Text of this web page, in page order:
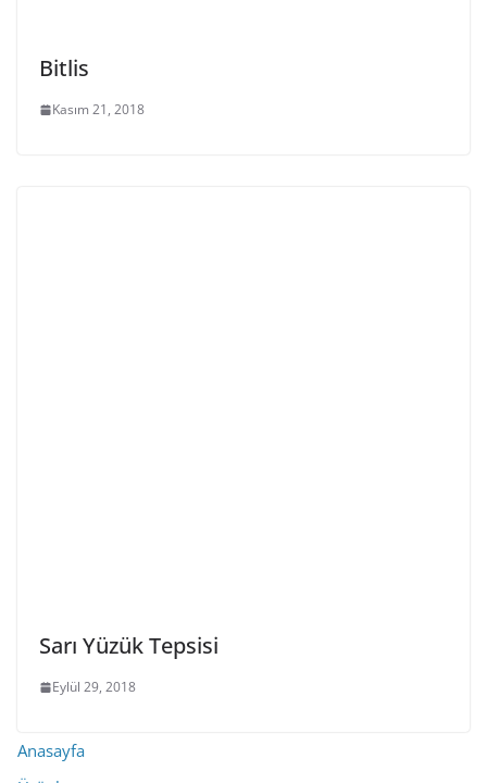
Bitlis
Kasım 21, 2018
Sarı Yüzük Tepsisi
Eylül 29, 2018
Anasayfa